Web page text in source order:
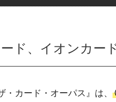
ド、イオンカー
・カード・オーパス』は、